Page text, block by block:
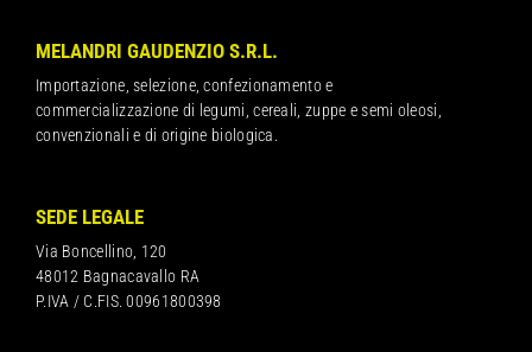
MELANDRI GAUDENZIO S.R.L.
Importazione, selezione, confezionamento e
commercializzazione di legumi, cereali, zuppe e semi oleosi,
convenzionali e di origine biologica.
SEDE LEGALE
Via Boncellino, 120
48012 Bagnacavallo RA
P.IVA / C.FIS. 00961800398